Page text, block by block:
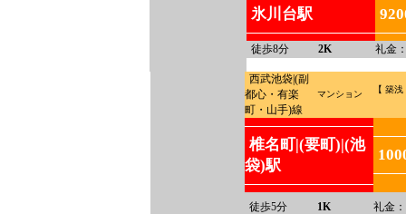
氷川台駅
徒歩8分 2K 礼金
西武池袋|(副
都心・有楽
町・山手)線
マンション 【 築
椎名町|(要町)|(池
袋)駅
徒歩5分 1K 礼金